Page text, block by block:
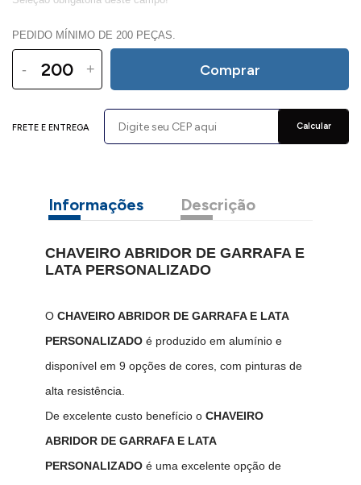
PEDIDO MÍNIMO DE 200 PEÇAS.
- + Comprar
FRETE E ENTREGA Calcular
Informações Descrição
CHAVEIRO ABRIDOR DE GARRAFA E
LATA PERSONALIZADO
O CHAVEIRO ABRIDOR DE GARRAFA E LATA
PERSONALIZADOé produzido em alumínio e
disponível em 9 opções de cores, com pinturas de
alta resistência.
De excelente custo benefício o CHAVEIRO
ABRIDOR DE GARRAFA E LATA
PERSONALIZADOé uma excelente opção de